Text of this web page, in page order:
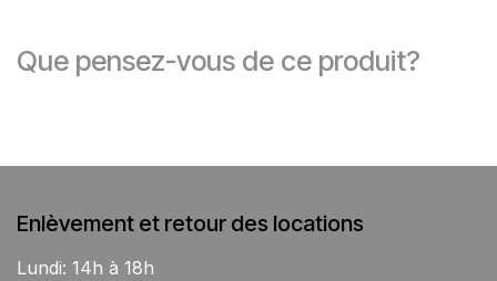
Que pensez-vous de ce produit?
Enlèvement et retour des locations
Lundi: 14h à 18h